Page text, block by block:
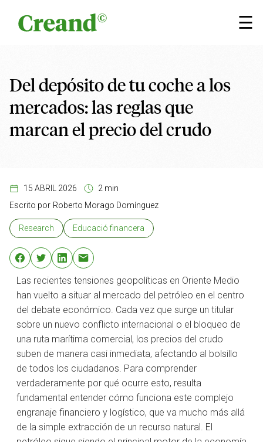
☰
×
Del depósito de tu coche a los
mercados: las reglas que
marcan el precio del crudo
15 ABRIL 2026
2 min
Escrito por Roberto Morago Domínguez
Research Educació financera
Las recientes tensiones geopolíticas en Oriente Medio
han vuelto a situar al mercado del petróleo en el centro
del debate económico. Cada vez que surge un titular
sobre un nuevo conflicto internacional o el bloqueo de
una ruta marítima comercial, los precios del crudo
suben de manera casi inmediata, afectando al bolsillo
de todos los ciudadanos. Para comprender
verdaderamente por qué ocurre esto, resulta
fundamental entender cómo funciona este complejo
engranaje financiero y logístico, que va mucho más allá
de la simple extracción de un recurso natural. El